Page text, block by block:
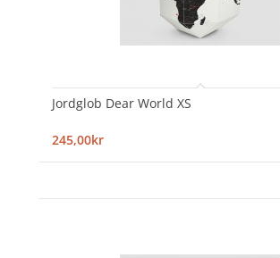
Jordglob Dear World XS
245,00kr